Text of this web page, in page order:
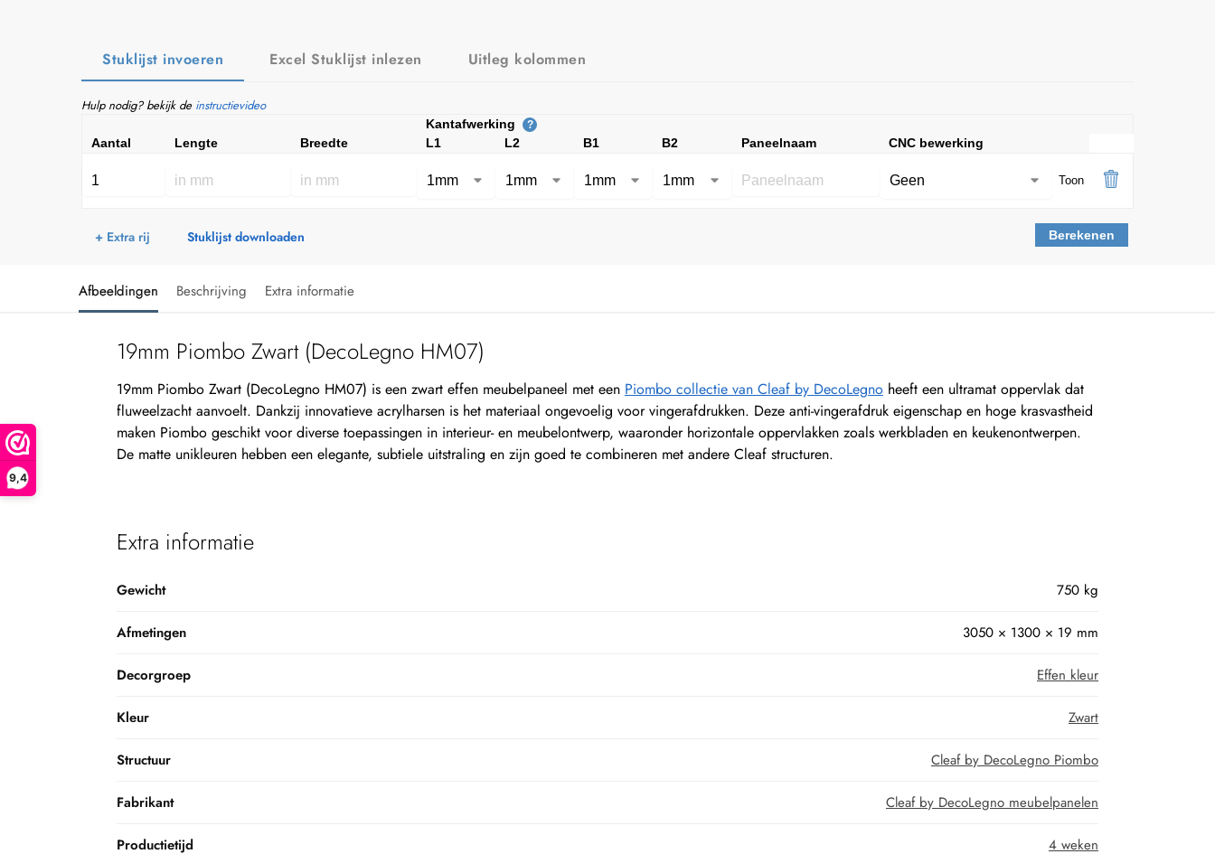
9,4
Stuklijst invoeren Excel Stuklijst inlezen Uitleg kolommen
Hulp nodig? bekijk de instructievideo
Kantafwerking ?
Aantal Lengte Breedte L1 L2 B1 B2 Paneelnaam CNC bewerking
Toon
+ Extra rij Stuklijst downloaden Berekenen
Afbeeldingen Beschrijving Extra informatie
19mm Piombo Zwart (DecoLegno HM07)
19mm Piombo Zwart (DecoLegno HM07) is een zwart effen meubelpaneel met een Piombo collectie van Cleaf by DecoLegnoheeft een ultramat oppervlak dat
fluweelzacht aanvoelt. Dankzij innovatieve acrylharsen is het materiaal ongevoelig voor vingerafdrukken. Deze anti-vingerafdruk eigenschap en hoge krasvastheid
maken Piombo geschikt voor diverse toepassingen in interieur- en meubelontwerp, waaronder horizontale oppervlakken zoals werkbladen en keukenontwerpen.
De matte unikleuren hebben een elegante, subtiele uitstraling en zijn goed te combineren met andere Cleaf structuren.
Extra informatie
Gewicht 750 kg
Afmetingen 3050 × 1300 × 19 mm
Decorgroep Effen kleur
Kleur Zwart
Structuur Cleaf by DecoLegno Piombo
Fabrikant Cleaf by DecoLegno meubelpanelen
Productietijd 4 weken